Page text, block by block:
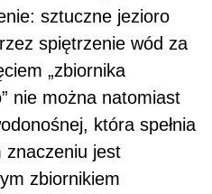
sztuczne jezioro
spiętrzenie wód za
„zbiornika
nie można natomiast
która spełnia
znaczeniu jest
zbiornikiem